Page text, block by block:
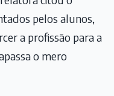
pelos alunos,
a profissão para a
o mero